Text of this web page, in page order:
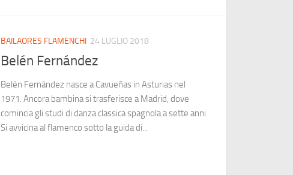
BAILAORES FLAMENCHI 24 LUGLIO 2018
Belén Fernández
Belén Fernández nasce a Cavueñas in Asturias nel
1971. Ancora bambina si trasferisce a Madrid, dove
comincia gli studi di danza classica spagnola a sette anni.
Si avvicina al flamenco sotto la guida di...